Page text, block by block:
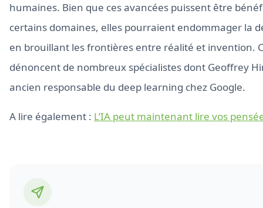
humaines. Bien que ces avancées puissent être
certains domaines, elles pourraient endommager la
en brouillant les frontières entre réalité et invention.
dénoncent de nombreux spécialistes dont Geoffrey
ancien responsable du deep learning chez Google.
A lire également : L’IA peut maintenant lire vos